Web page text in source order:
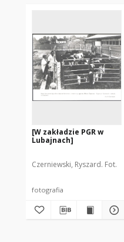
[W zakładzie PGR w
Lubajnach]
Czerniewski, Ryszard. Fot.
fotografia